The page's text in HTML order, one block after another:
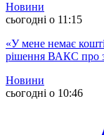
Новини
сьогодні о 11:15
«У мене немає
рішення ВАКС про
Новини
сьогодні о 10:46